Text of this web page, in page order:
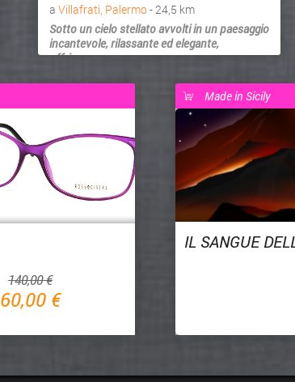
a Villafrati, Palermo- 24,5 km
Sotto un cielo stellato avvolti in un paesaggio
incantevole, rilassante ed elegante,
offriamo...
140,00 €
60,00 €
Made in Sicily
IL SANGUE